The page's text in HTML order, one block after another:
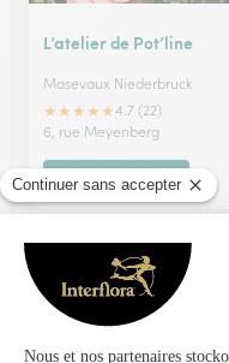
L’atelier de Pot’line
Masevaux Niederbruck
★★★★★4.7 (22)
6, rue Meyenberg
Voir la boutique